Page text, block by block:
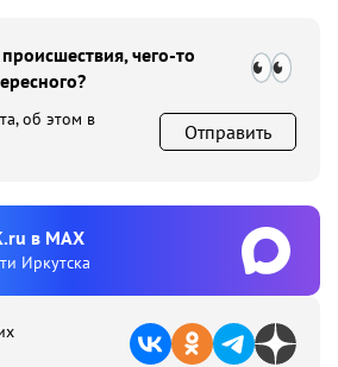
чего-то
об этом в
Отправить
в MAX
Иркутска